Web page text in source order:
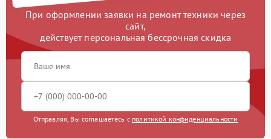
При оформлении заявки на ремонт техники через
сайт,
действует персональная бессрочная скидка
Отправляя, Вы соглашаетесь с политикой конфиденциальности